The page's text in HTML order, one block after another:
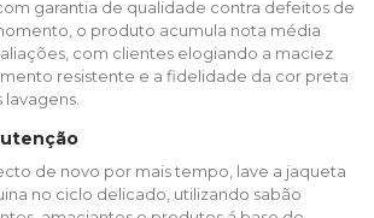
garantia de qualidade contra defeitos de
o produto acumula nota média
com clientes elogiando a maciez
resistente e a fidelidade da cor preta
de novo por mais tempo, lave a jaqueta
no ciclo delicado, utilizando sabão